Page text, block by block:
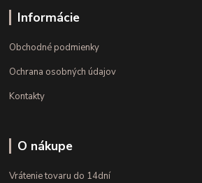
Informácie
Obchodné podmienky
Ochrana osobných údajov
Kontakty
O nákupe
Vrátenie tovaru do 14dní